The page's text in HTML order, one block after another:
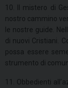
10. Il mistero di
nostro cammino
le nostre guide.
di nuovi Cristiani.
possa essere
strumento di
11. Obbedienti